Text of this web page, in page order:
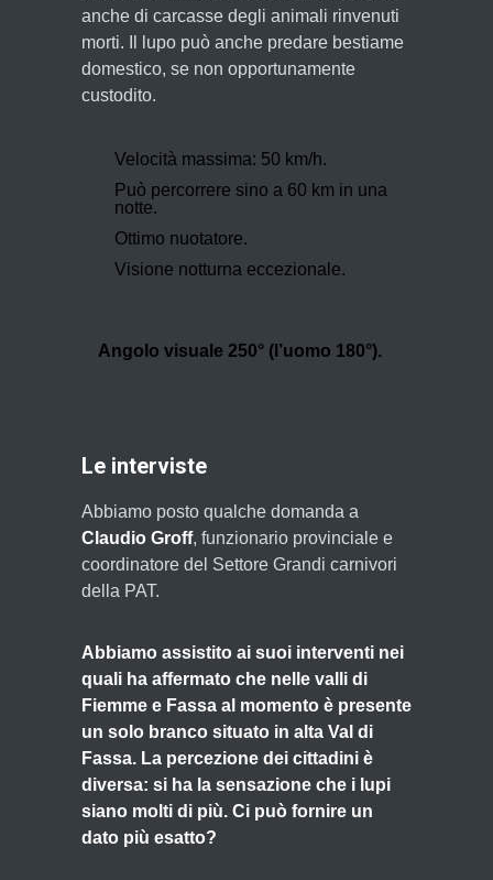
anche di carcasse degli animali rinvenuti
morti. Il lupo può anche predare bestiame
domestico, se non opportunamente
custodito.
Velocità massima: 50 km/h.
Può percorrere sino a 60 km in una
notte.
Ottimo nuotatore.
Visione notturna eccezionale.
Angolo visuale 250° (l’uomo 180°).
Le interviste
Abbiamo posto qualche domanda a
Claudio Groff, funzionario provinciale e
coordinatore del Settore Grandi carnivori
della PAT.
Abbiamo assistito ai suoi interventi nei
quali ha affermato che nelle valli di
Fiemme e Fassa al momento è presente
un solo branco situato in alta Val di
Fassa. La percezione dei cittadini è
diversa: si ha la sensazione che i lupi
siano molti di più. Ci può fornire un
dato più esatto?